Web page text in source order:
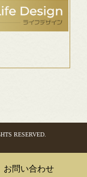
RESERVED.
お問い合わせ